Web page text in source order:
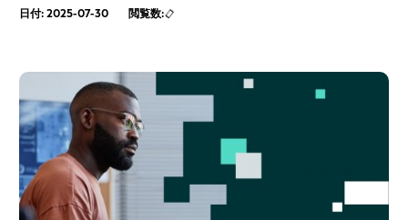
日付: 2025-07-30
閲覧数: